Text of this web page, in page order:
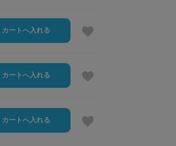
カートへ入れる
カートへ入れる
カートへ入れる